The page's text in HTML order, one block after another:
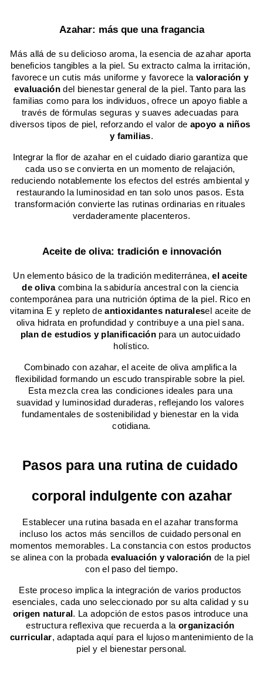
Azahar: más que una fragancia
Más allá de su delicioso aroma, la esencia de azahar aporta
beneficios tangibles a la piel. Su extracto calma la irritación,
favorece un cutis más uniforme y favorece la valoración y
evaluación del bienestar general de la piel. Tanto para las
familias como para los individuos, ofrece un apoyo fiable a
través de fórmulas seguras y suaves adecuadas para
diversos tipos de piel, reforzando el valor de apoyo a niños
y familias.
Integrar la flor de azahar en el cuidado diario garantiza que
cada uso se convierta en un momento de relajación,
reduciendo notablemente los efectos del estrés ambiental y
restaurando la luminosidad en tan solo unos pasos. Esta
transformación convierte las rutinas ordinarias en rituales
verdaderamente placenteros.
Aceite de oliva: tradición e innovación
Un elemento básico de la tradición mediterránea, el aceite
de oliva combina la sabiduría ancestral con la ciencia
contemporánea para una nutrición óptima de la piel. Rico en
vitamina E y repleto de antioxidantes naturalesel aceite de
plan de estudios y planificación para un autocuidado
holístico.
Combinado con azahar, el aceite de oliva amplifica la
flexibilidad formando un escudo transpirable sobre la piel.
Esta mezcla crea las condiciones ideales para una
suavidad y luminosidad duraderas, reflejando los valores
fundamentales de sostenibilidad y bienestar en la vida
cotidiana.
Pasos para una rutina de cuidado
corporal indulgente con azahar
Establecer una rutina basada en el azahar transforma
incluso los actos más sencillos de cuidado personal en
momentos memorables. La constancia con estos productos
se alinea con la probada evaluación y valoración de la piel
con el paso del tiempo.
Este proceso implica la integración de varios productos
esenciales, cada uno seleccionado por su alta calidad y su
origen natural. La adopción de estos pasos introduce una
estructura reflexiva que recuerda a la organización
curricular, adaptada aquí para el lujoso mantenimiento de la
piel y el bienestar personal.